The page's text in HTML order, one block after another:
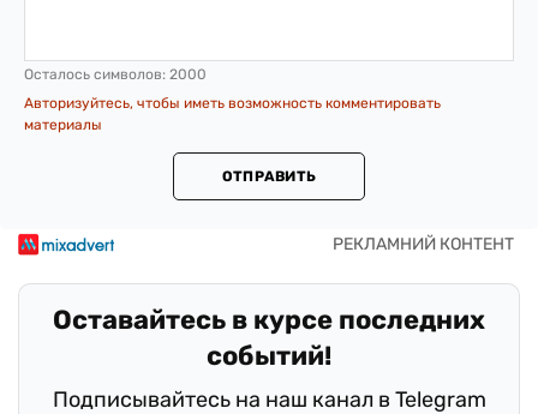
Осталось символов: 2000
Авторизуйтесь, чтобы иметь возможность комментировать
материалы
ОТПРАВИТЬ
Оставайтесь в курсе последних
событий!
Подписывайтесь на наш канал в Telegram